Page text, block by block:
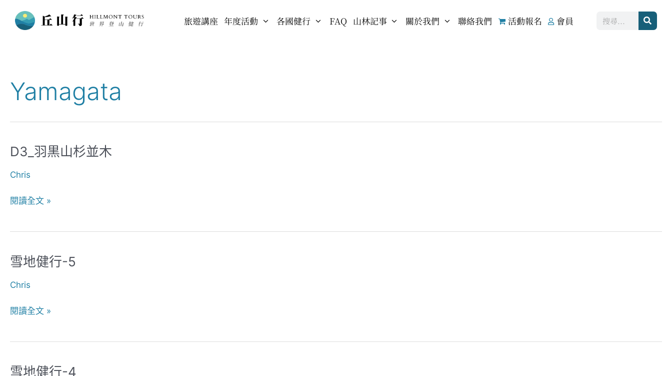
旅遊講座 年度活動 各國健行 FAQ 山林記事 關於我們 聯絡我們 活動報名 會員
搜
Yamagata
D3_羽黒山杉並木
Chris
D3_
黒
杉
木
閱讀全文 »
雪地健行-5
Chris
雪
健
閱讀全文 »
雪地健行-4
雪